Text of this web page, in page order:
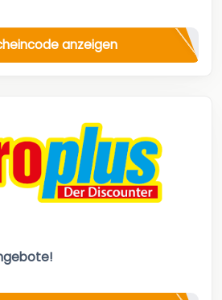
anzeigen